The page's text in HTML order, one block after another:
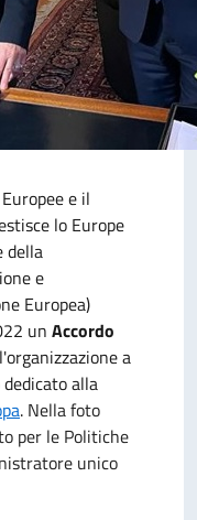
e il
lo Europe
della
e
Europea)
un Accordo
a
alla
. Nella foto
per le Politiche
unico